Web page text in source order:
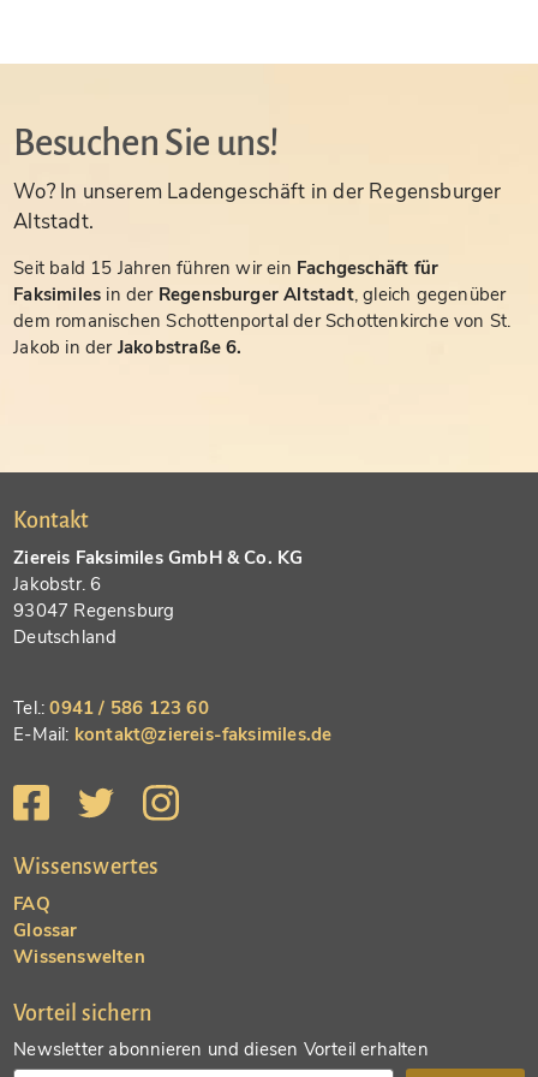
Besuchen Sie uns!
Wo? In unserem Ladengeschäft in der Regensburger
Altstadt.
Seit bald 15 Jahren führen wir ein Fachgeschäft für
Faksimiles in der Regensburger Altstadt, gleich gegenüber
dem romanischen Schottenportal der Schottenkirche von St.
Jakob in der Jakobstraße 6.
Kontakt
Ziereis Faksimiles GmbH & Co. KG
Jakobstr. 6
93047 Regensburg
Deutschland
Tel.:0941 / 586 123 60
E-Mail: kontakt@ziereis-faksimiles.de
Wissenswertes
FAQ
Glossar
Wissenswelten
Vorteil sichern
Newsletter abonnieren und diesen Vorteil erhalten